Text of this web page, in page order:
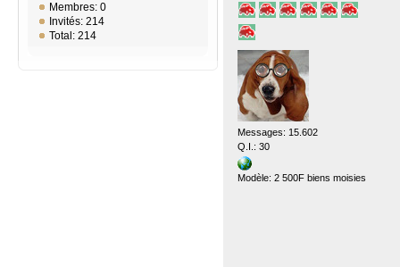
Membres: 0
Invités: 214
Total: 214
Messages: 15.602
Q.I.: 30
Modèle: 2 500F biens moisies